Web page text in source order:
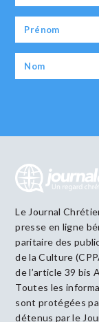
Le Journal
presse en ligne
paritaire des
de la Culture
de l’article 39 bis
Toutes les
sont protégées
détenus par le